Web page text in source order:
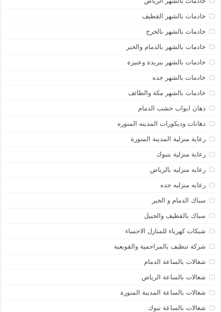
خادمات بالشهر القطيف
خادمات بالشهر بالخرج
خادمات بالشهر بالدمام والخبر
خادمات بالشهر ببريدة وعنيزة
خادمات بالشهر جده
خادمات بالشهر مكة والطائف
دهان ابواب خشب الدمام
دهانات وديكورات المدينه المنوره
رعاية منزلية المدينة المنورة
رعاية منزلية بتبوك
رعايه منزليه بالرياض
رعايه منزليه جده
سباك الدمام و الخبر
سباك بالقطيف والجبيل
شبكات كهرباء للمنازل الاحساء
شركة تنظيف بالمزاحمية والقويعية
شغالات بالساعة الدمام
شغالات بالساعة الرياض
شغالات بالساعة المدينة المنورة
شغالات بالساعة تبوك